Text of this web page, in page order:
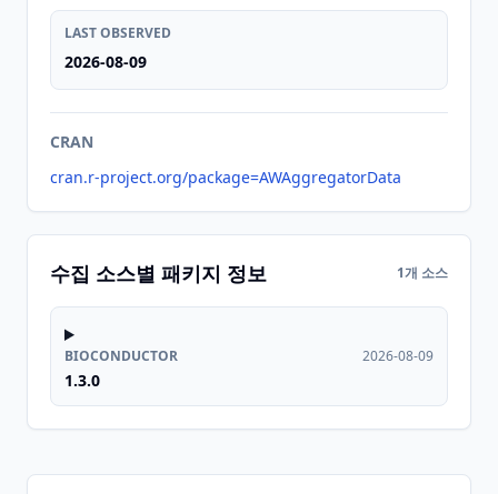
LAST OBSERVED
2026-08-09
CRAN
cran.r-project.org/package=AWAggregatorData
수집 소스별 패키지 정보 1개 소스
BIOCONDUCTOR
1.3.0
2026-08-09